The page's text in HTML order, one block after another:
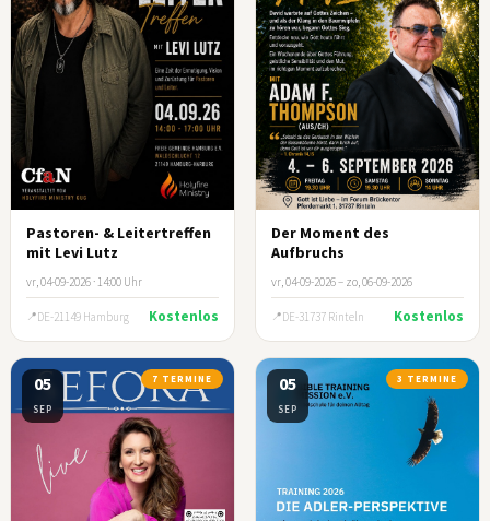
Pastoren- & Leitertreffen
mit Levi Lutz
vr, 04-09-2026 · 14:00 Uhr
DE-21149 Hamburg Kostenlos
Der Moment des
Aufbruchs
vr, 04-09-2026 – zo, 06-09-2026
DE-31737 Rinteln Kostenlos
05
SEP
7 TERMINE 05
SEP
3 TERMINE